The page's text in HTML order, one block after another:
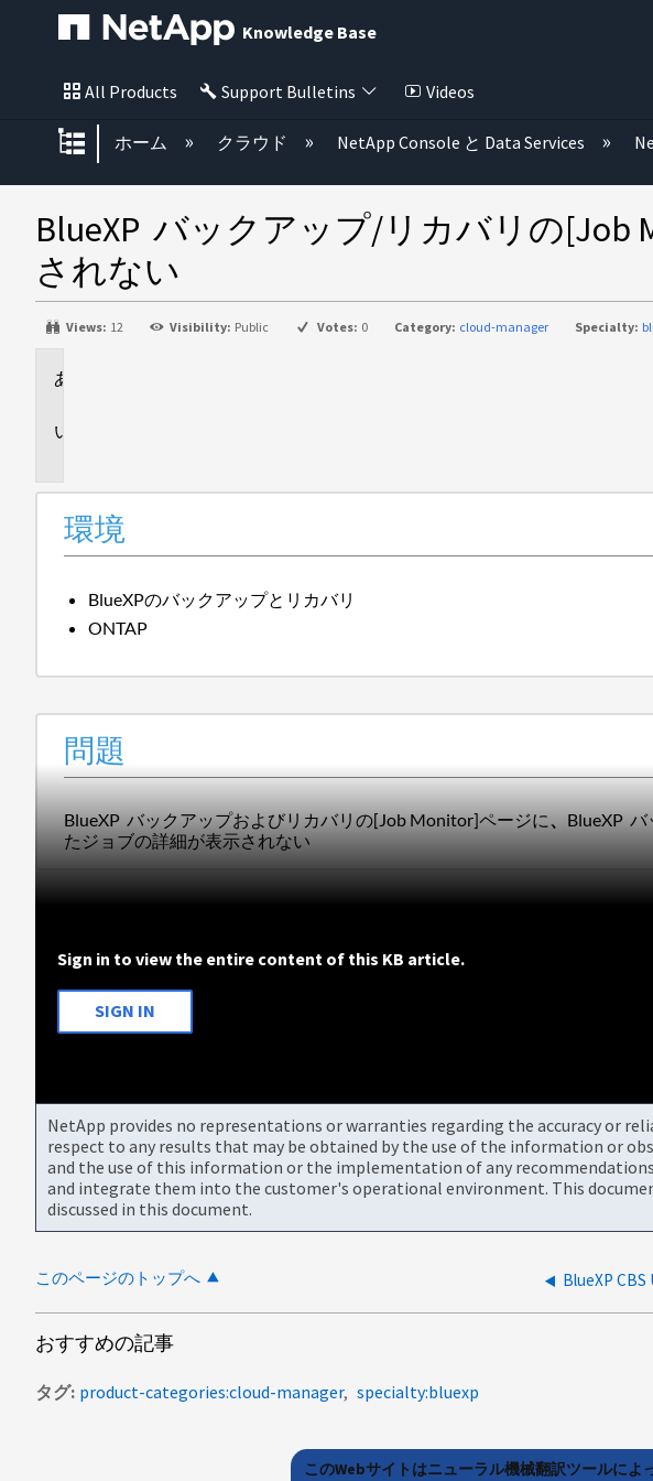
Knowledge Base
All Products Support Bulletins Videos
グローバル階層を展開/折りたたむ
ホーム クラウド NetApp Console と Data Services
BlueXP バックアップ/リカバリの
されない
Views: 12 Visibility: Public Votes: 0 Category: cloud-manager Specialty:
環境
BlueXPのバックアップとリカバリ
ONTAP
問題
BlueXP バックアップおよびリカバリの[Job Monitor]ページに BlueXP
た ジョブの詳細が表示されない
Sign in to view the entire content of this KB article.
SIGN IN
NetApp provides no representations or warranties regarding the accuracy or
respect to any results that may be obtained by the use of the information or
and the use of this information or the implementation of any
and integrate them into the customer's operational environment. This
discussed in this document.
このページのトップへ
おすすめの記事
タグ product-categories:cloud-manager specialty:bluexp
このWebサイトはニューラル機械翻訳ツールに